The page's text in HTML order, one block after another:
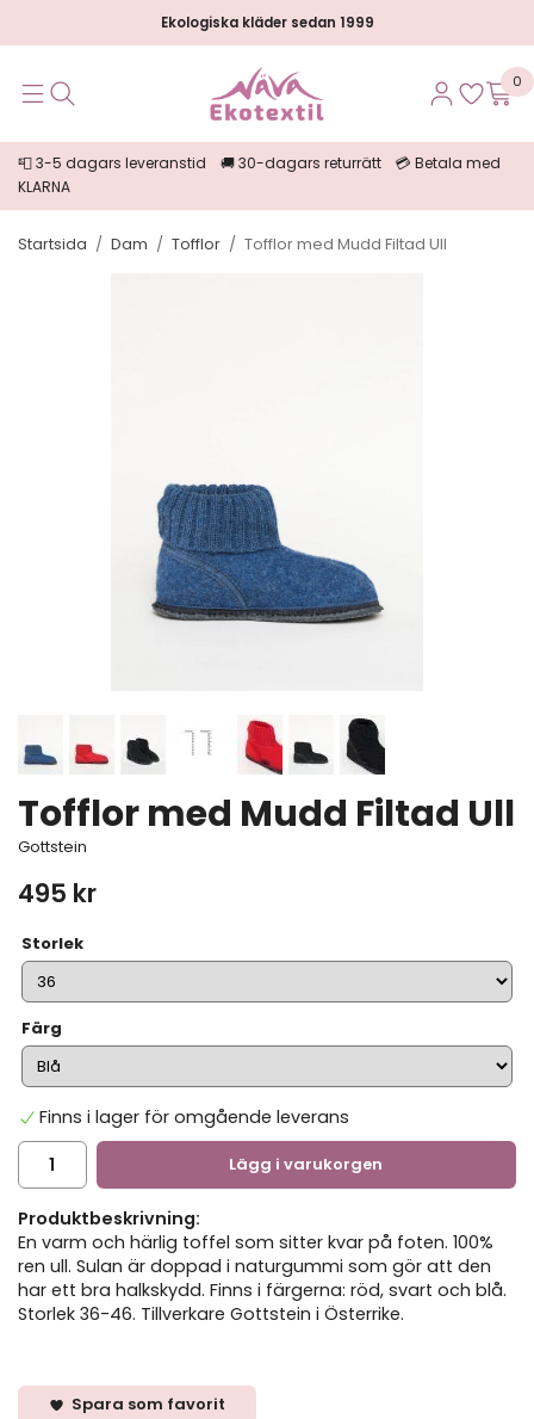
Ekologiska kläder sedan 1999
0
📮 3-5 dagars leveranstid 🚚 30-dagars returrätt 💳 Betala med
KLARNA
Startsida / Dam / Tofflor / Tofflor med Mudd Filtad Ull
Spara som favorit
Tofflor med Mudd Filtad Ull
Gottstein
495 kr
Storlek
Färg
Finns i lager för omgående leverans
Lägg i varukorgen
Produktbeskrivning:
En varm och härlig toffel som sitter kvar på foten. 100%
ren ull. Sulan är doppad i naturgummi som gör att den
har ett bra halkskydd. Finns i färgerna: röd, svart och blå.
Storlek 36-46. Tillverkare Gottstein i Österrike.